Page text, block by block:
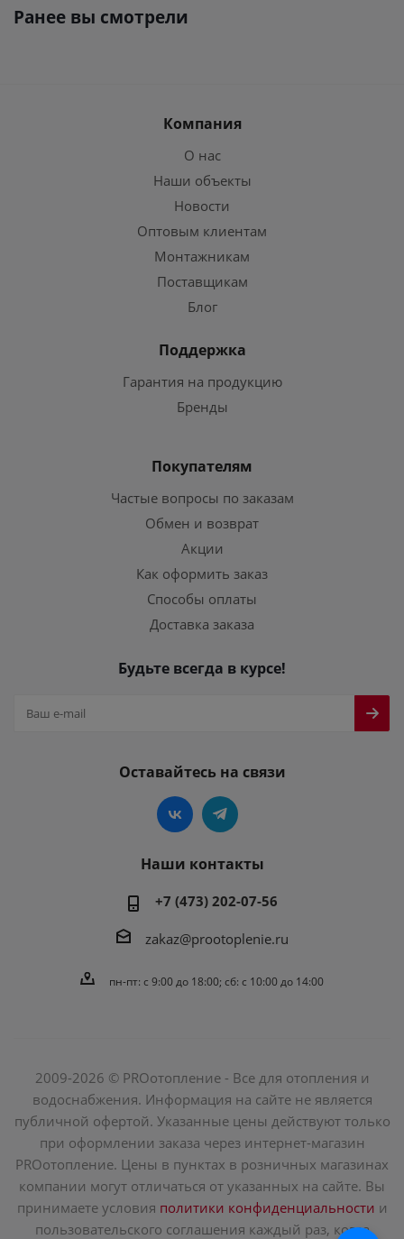
Ранее вы смотрели
Компания
О нас
Наши объекты
Новости
Оптовым клиентам
Монтажникам
Поставщикам
Блог
Поддержка
Гарантия на продукцию
Бренды
Покупателям
Частые вопросы по заказам
Обмен и возврат
Акции
Как оформить заказ
Способы оплаты
Доставка заказа
Будьте всегда в курсе!
Оставайтесь на связи
Наши контакты
+7 (473) 202-07-56
zakaz@prootoplenie.ru
пн-пт: c 9:00 до 18:00; сб: с 10:00 до 14:00
2009-2026 © PROотопление - Все для отопления и
водоснабжения. Информация на сайте не является
публичной офертой. Указанные цены действуют только
при оформлении заказа через интернет-магазин
PROотопление. Цены в пунктах в розничных магазинах
компании могут отличаться от указанных на сайте. Вы
принимаете условия политики конфиденциальности и
пользовательского соглашения каждый раз, когда